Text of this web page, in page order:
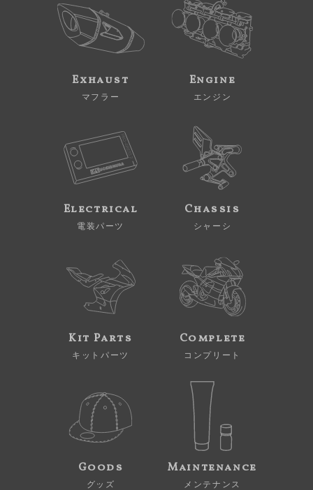
Exhaust
マフラー
Engine
エンジン
Electrical
電装パーツ
Chassis
シャーシ
Kit Parts
キットパーツ
Complete
コンプリート
Goods
グッズ
Maintenance
メンテナンス